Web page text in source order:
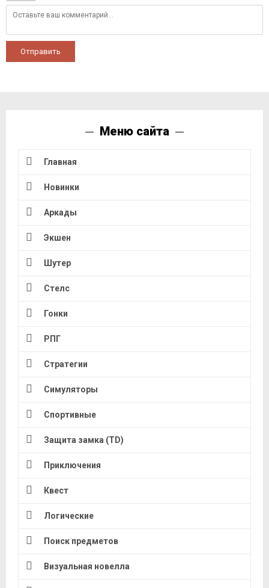
Отправить
Меню сайта
Главная
Новинки
Аркады
Экшен
Шутер
Стелс
Гонки
РПГ
Стратегии
Симуляторы
Спортивные
Защита замка (TD)
Приключения
Квест
Логические
Поиск предметов
Визуальная новелла